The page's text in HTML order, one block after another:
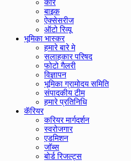
कार
बाइक
ऐक्सेसरीज
ऑटो रिव्यू
भूमिका भास्कर
हमारे बारे मे
सलाहकार परिषद
फोटो गैलरी
विज्ञापन
भूमिका ग्रामोदय समिति
संपादकीय टीम
हमारे प्रतिनिधि
कॅरियर
करियर मार्गदर्शन
स्वरोजगार
एडमिशन
जॉब्स
बोर्ड रिजल्ट्स